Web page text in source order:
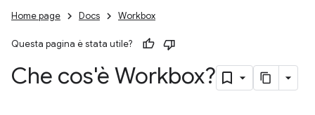
Home page Docs Workbox
Questa pagina è stata utile?
Che cos'è Workbox?